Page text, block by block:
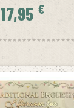
17,95€